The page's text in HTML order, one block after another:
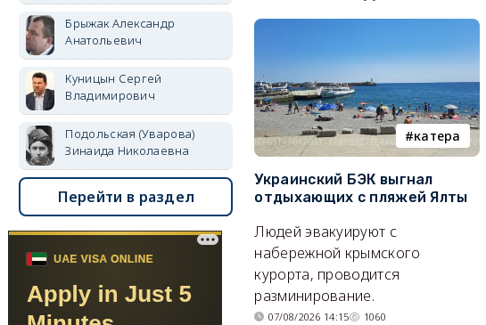
катера
Украинский БЭК выгнал
отдыхающих с пляжей Ялты
Людей эвакуируют с
набережной крымского
курорта, проводится
разминирование.
07/08/2026 14:15 1060
Брыжак Александр
Анатольевич
Куницын Сергей
Владимирович
Подольская (Уварова)
Зинаида Николаевна
Перейти в раздел